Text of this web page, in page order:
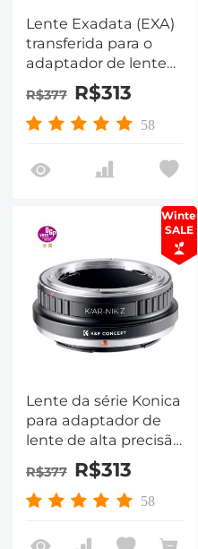
Lente Exadata (EXA)
transferida para o
adaptador de lente
de alta precisão da
câmera de
montagem da série Z
R$377 R$313
58
Winter
SALE
Lente da série Konica
para adaptador de
lente de alta precisão
da câmera de
montagem da série Z
da Nikon, K/AR-NIK Z
R$377 R$313
58